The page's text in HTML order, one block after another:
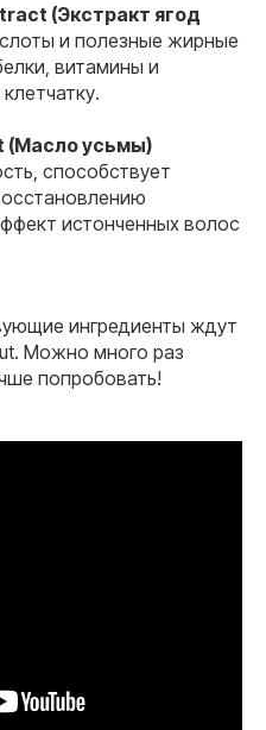
(Экстракт ягод
и полезные жирные
витамины и
(Масло усьмы)
способствует
истонченных волос
ингредиенты ждут
Можно много раз
попробовать!